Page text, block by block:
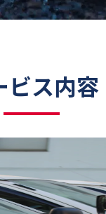
ビス内容